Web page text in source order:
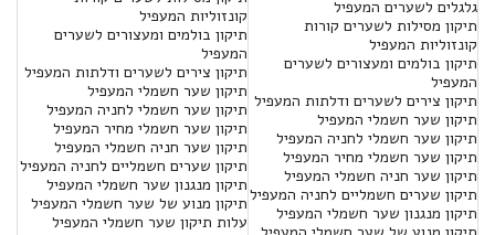
גלגלים לשערים המעפיל
תיקון מסילות לשערים קורות
קונזוליות המעפיל
תיקון בולמים ומעצורים לשערים
המעפיל
תיקון צירים לשערים ודלתות המעפיל
תיקון שער חשמלי המעפיל
תיקון שער חשמלי לחניה המעפיל
תיקון שער חשמלי מחיר המעפיל
תיקון שער חניה חשמלי המעפיל
תיקון שערים חשמליים לחניה המעפיל
תיקון מנגנון שער חשמלי המעפיל
קונזוליות המעפיל
תיקון בולמים ומעצורים לשערים
המעפיל
תיקון צירים לשערים ודלתות המעפיל
תיקון שער חשמלי המעפיל
תיקון שער חשמלי לחניה המעפיל
תיקון שער חשמלי מחיר המעפיל
תיקון שער חניה חשמלי המעפיל
תיקון שערים חשמליים לחניה המעפיל
תיקון מנגנון שער חשמלי המעפיל
תיקון מנוע של שער חשמלי המעפיל
עלות תיקון שער חשמלי המעפיל